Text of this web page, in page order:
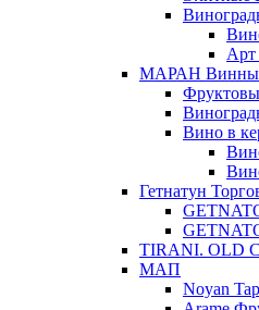
Арт
МАРАН
Вино в
Гетнатун
TIRANI. OLD
МАП
Noyan